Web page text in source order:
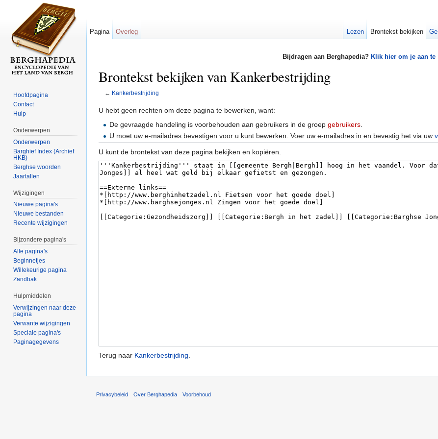
Bijdragen aan Berghapedia? Klik hier om je aan te
Brontekst bekijken van Kankerbestrijding
← Kankerbestrijding
U hebt geen rechten om deze pagina te bewerken, want:
De gevraagde handeling is voorbehouden aan gebruikers in de groepgebruikers
U moet uw e-mailadres bevestigen voor u kunt bewerken. Voer uw e-mailadres in en bevestig het via uw
U kunt de brontekst van deze pagina bekijken en kopiëren.
Terug naar Kankerbestrijding.
Pagina Overleg Lezen Brontekst bekijken
Hoofdpagina
Contact
Hulp
Onderwerpen
Onderwerpen
Barghief Index (Archief
HKB)
Berghse woorden
Jaartallen
Wijzigingen
Nieuwe pagina's
Nieuwe bestanden
Recente wijzigingen
Bijzondere pagina's
Alle pagina's
Beginnetjes
Willekeurige pagina
Zandbak
Hulpmiddelen
Verwijzingen naar deze
pagina
Verwante wijzigingen
Speciale pagina's
Paginagegevens
Privacybeleid Over Berghapedia Voorbehoud